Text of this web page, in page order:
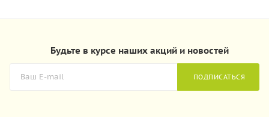
Будьте в курсе наших акций и новостей
ПОДПИСАТЬСЯ